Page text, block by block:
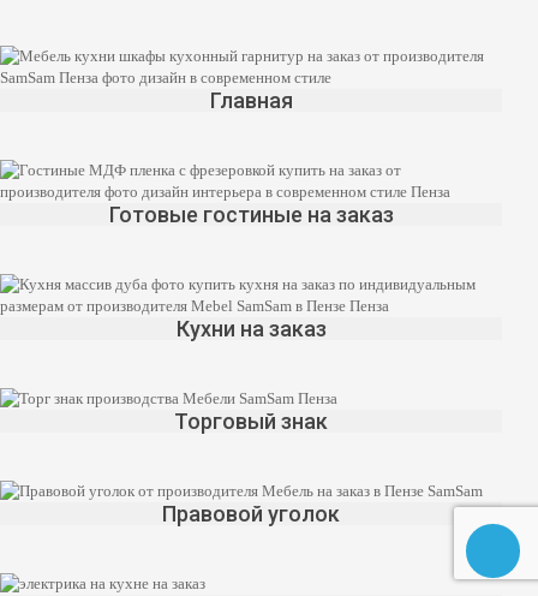
Главная
Готовые гостиные на заказ
Кухни на заказ
Торговый знак
Правовой уголок